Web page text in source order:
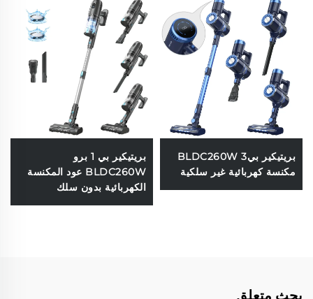
بريتيكير بي3 BLDC260W
مكنسة كهربائية غير سلكية
بريتيكير بي 1 برو
BLDC260W عود المكنسة
الكهربائية بدون سلك
بحث متعلق